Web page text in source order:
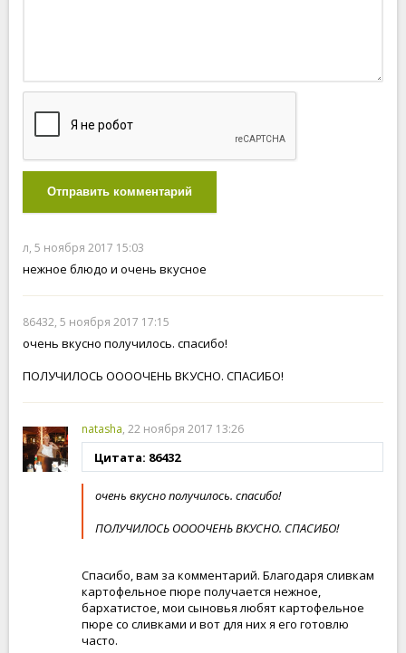
Отправить комментарий
л, 5 ноября 2017 15:03
нежное блюдо и очень вкусное
86432, 5 ноября 2017 17:15
очень вкусно получилось. спасибо!
ПОЛУЧИЛОСЬ ООООЧЕНЬ ВКУСНО. СПАСИБО!
natasha, 22 ноября 2017 13:26
Цитата: 86432
очень вкусно получилось. спасибо!
ПОЛУЧИЛОСЬ ООООЧЕНЬ ВКУСНО. СПАСИБО!
Спасибо, вам за комментарий. Благодаря сливкам
картофельное пюре получается нежное,
бархатистое, мои сыновья любят картофельное
пюре со сливками и вот для них я его готовлю
часто.